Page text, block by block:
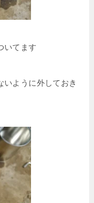
いてます
いように外しておき